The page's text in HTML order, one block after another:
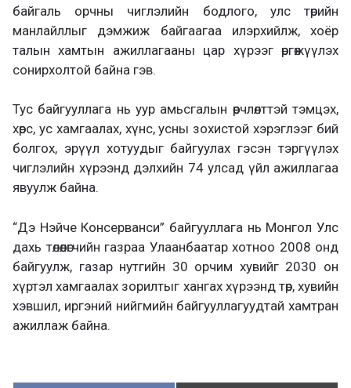
байгаль орчны чиглэлийн бодлого, улс төрийн
манлайллыг дэмжиж байгаагаа илэрхийлж, хоёр
талын хамтын ажиллагааны цар хүрээг өргөжүүлэх
сонирхолтой байна гэв.
Тус байгууллага нь уур амьсгалын өөрчлөлттэй тэмцэх,
хөрс, ус хамгаалах, хүнс, усны зохистой хэрэглээг бий
болгох, эрүүл хотуудыг байгуулах гэсэн тэргүүлэх
чиглэлийн хүрээнд дэлхийн 74 улсад үйл ажиллагаа
явуулж байна.
“Дэ Нэйче Консерванси” байгууллага нь Монгол Улс
дахь төлөөлөгчийн газраа Улаанбаатар хотноо 2008 онд
байгуулж, газар нутгийн 30 орчим хувийг 2030 он
хүртэл хамгаалах зорилтыг хангах хүрээнд төр, хувийн
хэвшил, иргэний нийгмийн байгууллагуудтай хамтран
ажиллаж байна.